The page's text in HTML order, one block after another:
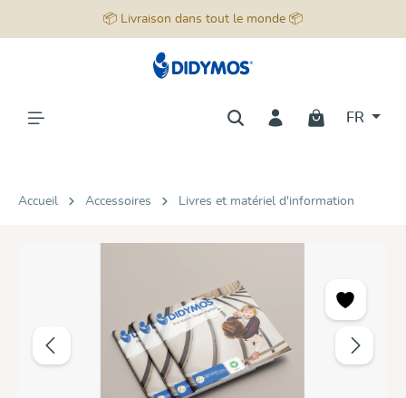
📦 Livraison dans tout le monde 📦
FR
Accueil Accessoires Livres et matériel d'information